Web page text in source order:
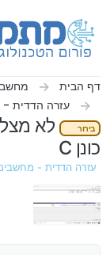
דף הבית
עזרה הדדית -
בירור
לא
כונן C
עזרה הדדית - מחשבים